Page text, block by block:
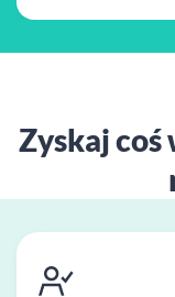
Zyskaj